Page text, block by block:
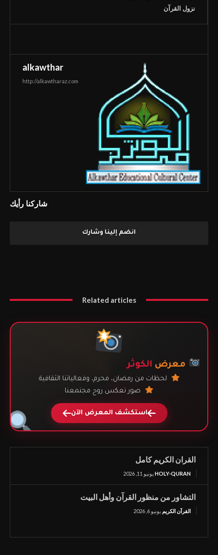
نزول القرآن
alkawthar
http://alkawtharaz.com
شاركنا رأيك
انضم إلينا وشارك
Related articles
معرض الكوثر
لحظات من رمضان، محرم، وفعالياتنا الثقافية
صور تعكس روح مجتمعنا
استكشف المعرض الآن
القران الكريم كامل
HOLY-QURAN يونيو 11, 2026
التشاور من منظور القرآن وأهل البيت
القرآن الكريم يونيو 6, 2026